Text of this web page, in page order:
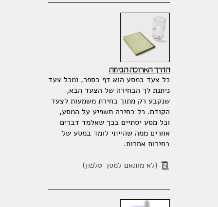
הדרך הארוכה הביתה
כל צעד במסע הוא דף בספר, ומכל צעד
ניתנת לך הבחירה של הצעד הבא,
שנקבע רק מתוך בחירת משמעות לצעד
הקודם. כל בחירה תשפיע על המסע,
וכל מסע יסתיים בכך שאלמד דברים
אחרים ממה שהייתי לומד במסע של
בחירות אחרות.
(לא מותאם למסך טלפון)